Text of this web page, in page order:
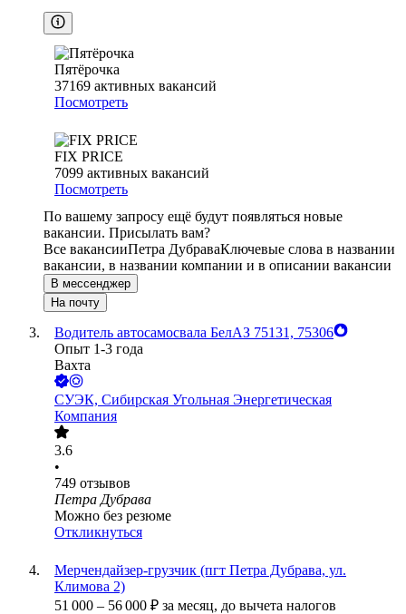
Пятёрочка
37169 активных вакансий
Посмотреть
FIX PRICE
7099 активных вакансий
Посмотреть
По вашему запросу ещё будут появляться новые
вакансии. Присылать вам?
Все вакансииПетра ДубраваКлючевые слова в названии
вакансии, в названии компании и в описании вакансии
В мессенджер
На почту
Водитель автосамосвала БелАЗ 75131, 75306
Опыт 1-3 года
Вахта
СУЭК, Сибирская Угольная Энергетическая
Компания
3.6
•
749 отзывов
Петра Дубрава
Можно без резюме
Откликнуться
Мерчендайзер-грузчик (пгт Петра Дубрава, ул.
Климова 2)
51 000 – 56 000 ₽ за месяц, до вычета налогов